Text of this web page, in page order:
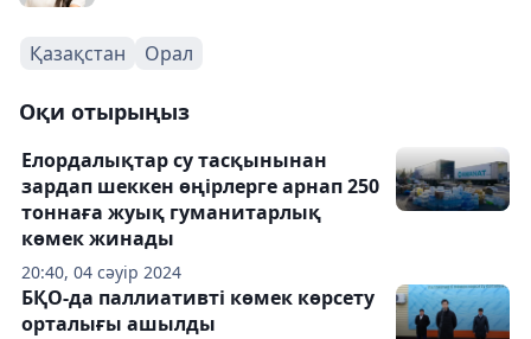
Қазақстан Орал
Оқи отырыңыз
20:40, 04 сәуір 2024
Елордалықтар су тасқынынан
зардап шеккен өңірлерге арнап 250
тоннаға жуық гуманитарлық
көмек жинады
БҚО-да паллиативті көмек көрсету
орталығы ашылды